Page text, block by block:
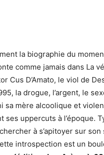
la biographie du
comme jamais dans La
Cus D’Amato, le viol de
la drogue, l’argent, le
sa mère alcoolique et
ses uppercuts à l’époque.
à s’apitoyer sur
introspection est un